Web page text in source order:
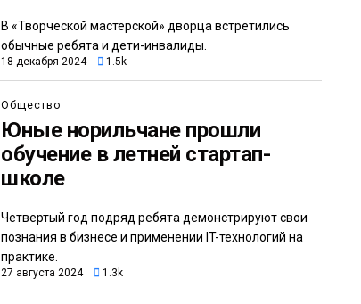
В «Творческой мастерской» дворца встретились
обычные ребята и дети-инвалиды.
18 декабря 2024 1.5k
Общество
Юные норильчане прошли
обучение в летней стартап-
школе
Четвертый год подряд ребята демонстрируют свои
познания в бизнесе и применении IT-технологий на
практике.
27 августа 2024 1.3k